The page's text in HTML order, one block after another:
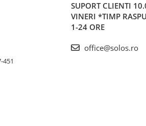
451
SUPORT CLIENTI
VINERI *TIMP
1-24 ORE
office@solos.ro